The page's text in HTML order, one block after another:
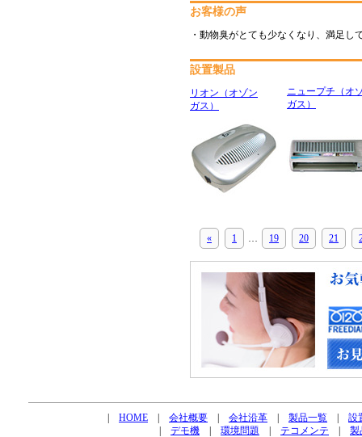
お客様の声
・動物臭がとても少なくなり、満足し
設置製品
リオン（オゾン
ガス）
ニュープチ（オ
ガス）
« 1 … 19 20 21
HOME 会社概要 会社沿革 製品一覧
設
デモ機 環境問題 テコメンテ
製